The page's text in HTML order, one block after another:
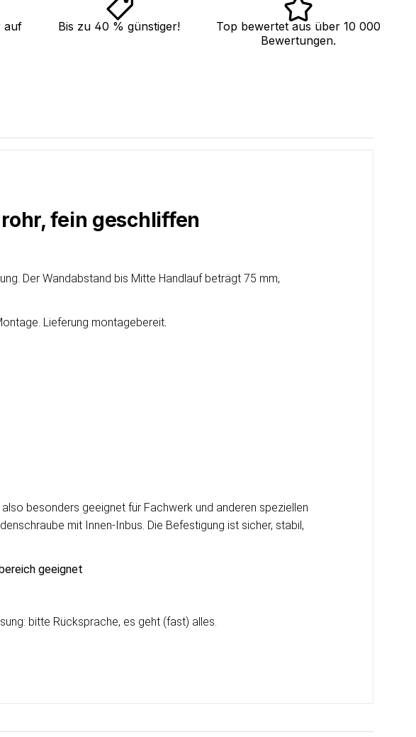
auf
Bis zu 40 % günstiger!
Top bewertet aus über 10 000
Bewertungen.
fein geschliffen
Der Wandabstand bis Mitte Handlauf beträgt 75 mm,
Lieferung montagebereit.
besonders geeignet für Fachwerk und anderen speziellen
mit Innen-Inbus. Die Befestigung ist sicher, stabil,
geeignet
bitte Rücksprache, es geht (fast) alles.